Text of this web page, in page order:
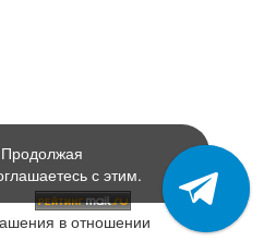
в отношении
с этим.